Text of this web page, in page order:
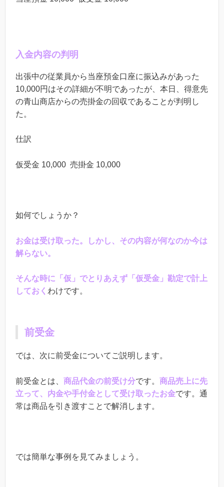
入金内容の判明
出張中の従業員から当座預金口座に振込みがあった
10,000円はその詳細が不明であったが、本日、得意先
の青山商店からの売掛金の回収であることが判明し
た。
仕訳
仮受金 10,000 売掛金 10,000
如何でしょうか？
お金は受け取った。しかし、その内容が何なのか今は
解らない。
そんな時に「仮」でとりあえず「仮受金」勘定で計上
しておく わけです。
前受金
では、次に前受金についてご説明します。
前受金とは、 商品代金の前受け分です。 商品売上に先
立って、内金や手付金として受け取ったお金です。通
常は商品を引き渡すことで解消します。
では簡単な事例を見てみましょう。